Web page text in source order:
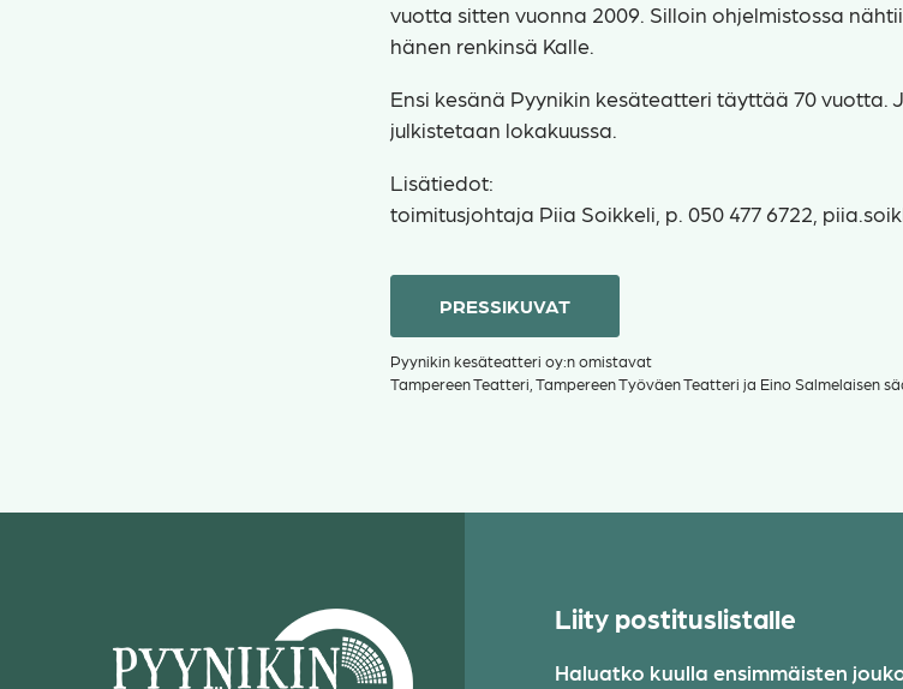
vuotta sitten vuonna 2009. Silloin ohjelmistossa
hänen renkinsä Kalle.
Ensi kesänä Pyynikin kesäteatteri täyttää 70 vuotta.
julkistetaan lokakuussa.
Lisätiedot:
toimitusjohtaja Piia Soikkeli, p. 050 477 6722,
PRESSIKUVAT
Pyynikin kesäteatteri oy:n omistavat
Tampereen Teatteri, Tampereen Työväen Teatteri ja Eino Salmelaisen
Liity postituslistalle
Haluatko kuulla ensimmäisten